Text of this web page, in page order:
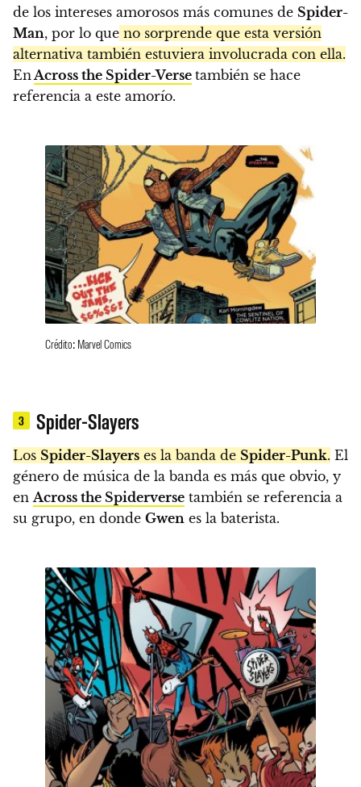
de los intereses amorosos más comunes de Spider-
Man, por lo que no sorprende que esta versión
alternativa también estuviera involucrada con ella.
En Across the Spider-Verse también se hace
referencia a este amorío.
Crédito: Marvel Comics
3 Spider-Slayers
Los Spider-Slayers es la banda de Spider-Punk. El
género de música de la banda es más que obvio, y
enAcross the Spiderverse también se referencia a
su grupo, en donde Gwen es la baterista.